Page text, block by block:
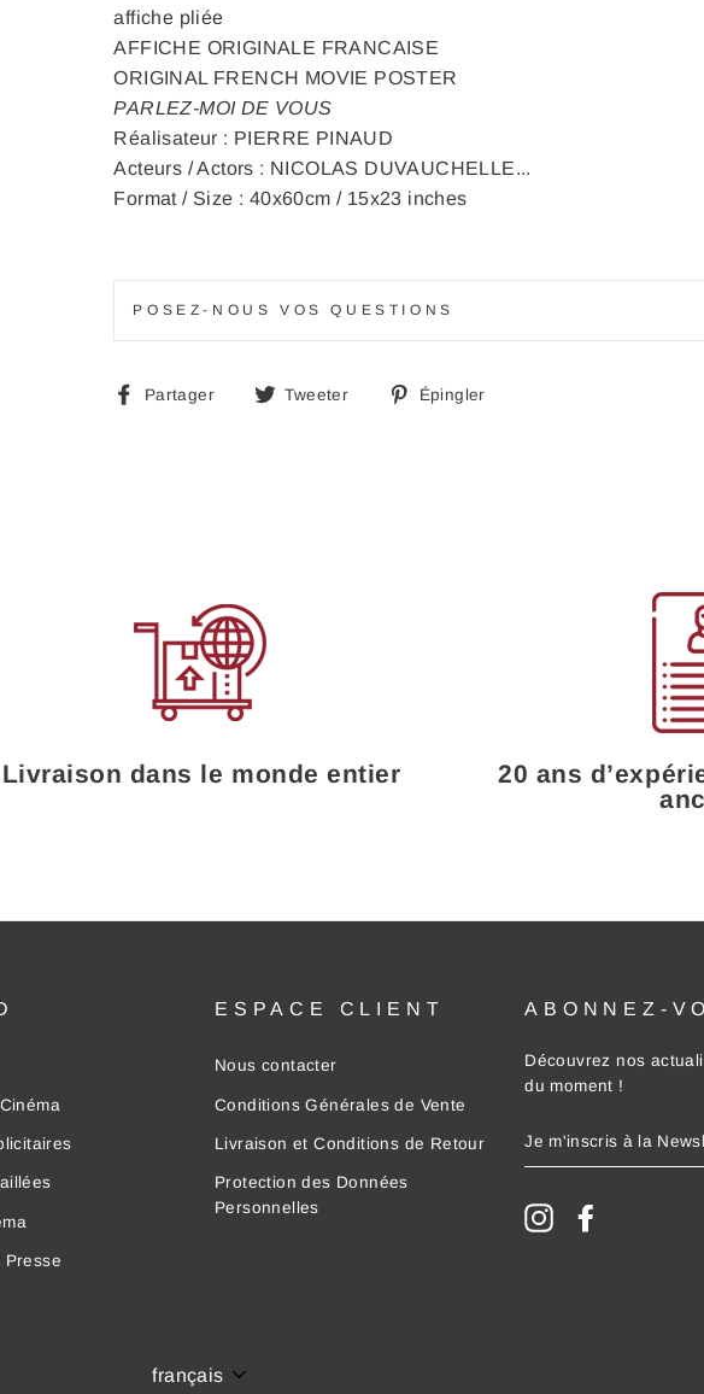
affiche pliée
AFFICHE ORIGINALE FRANCAISE
ORIGINAL FRENCH MOVIE POSTER
PARLEZ-MOI DE VOUS
Réalisateur : PIERRE PINAUD
Acteurs / Actors : NICOLAS DUVAUCHELLE...
Format / Size : 40x60cm / 15x23 inches
POSEZ-NOUS VOS QUESTIONS
Partager
PartagerTweeter
TweeterÉpingler
Livraison dans le monde entier
20 ans
Presse
ESPACE CLIENT
Nous contacter
Conditions Générales de Vente
Livraison et Conditions de Retour
Protection des Données
Personnelles
ABONNEZ-
Découvrez nos
du moment !
M'INSCRIS
À
NEWSLETTER
Instagram
Langue
français